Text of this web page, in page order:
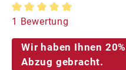
Durchschnittliche
1 Bewertung
Wir haben Ihnen
Abzug gebracht.